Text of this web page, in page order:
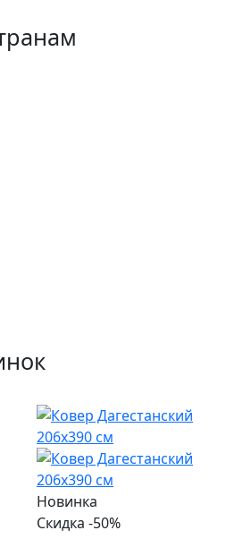
Новинка
Скидка -50%